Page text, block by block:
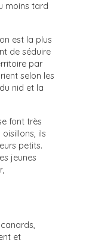
moins tard
est la plus
de séduire
par
selon les
nid et la
font très
ils
petits.
jeunes
et